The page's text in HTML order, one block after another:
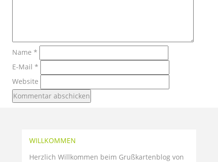
Name *
E-Mail *
Website
WILLKOMMEN
Herzlich Willkommen beim Grußkartenblog von